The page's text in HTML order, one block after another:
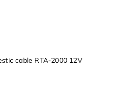
cable RTA-2000 12V